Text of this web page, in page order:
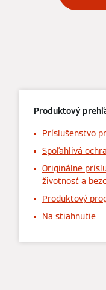
Produktový
Príslušenstvo
Spoľahlivá
Originálne
životnosť a
Produktový
Na stiahnutie